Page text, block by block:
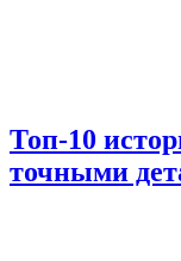
Топ-10
точными